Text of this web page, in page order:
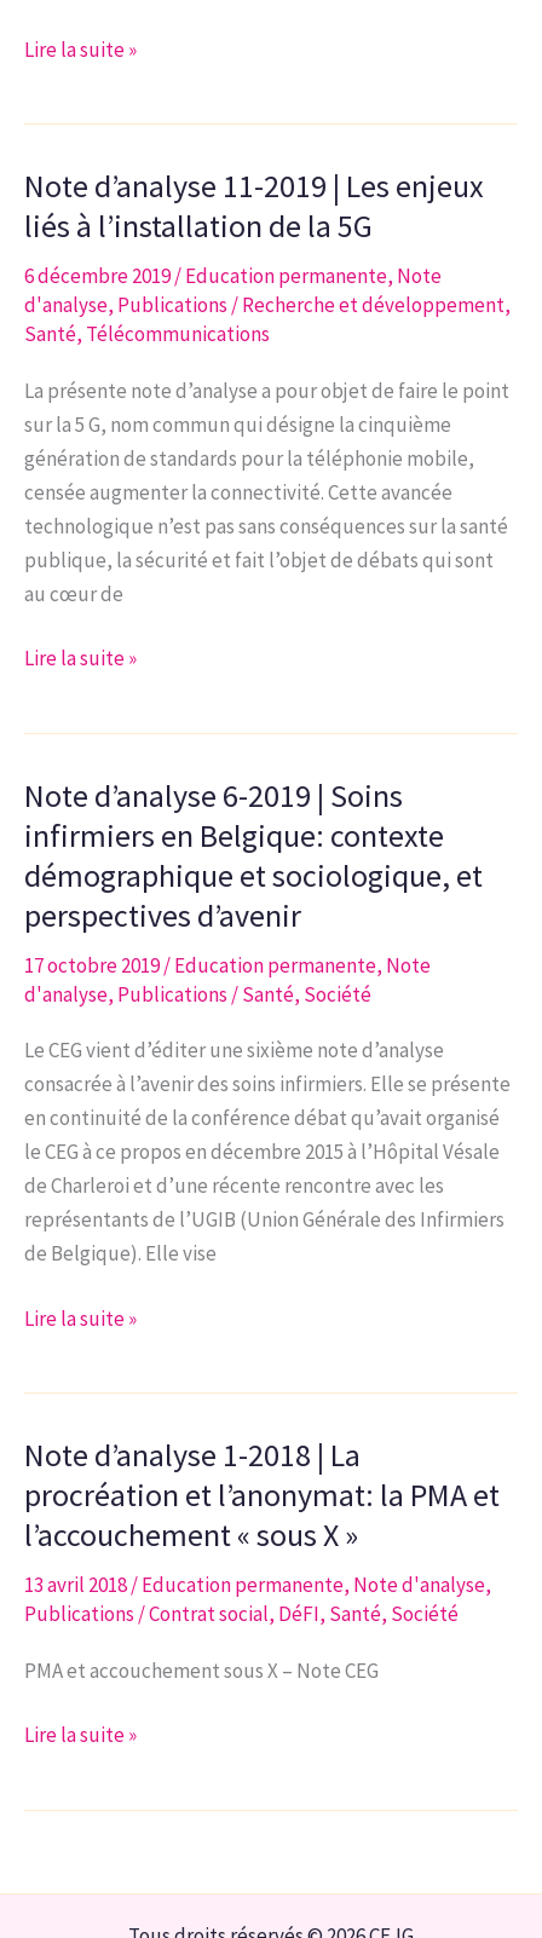
19
pour
une
socio-
économique
durable
Focus
cannabis
dans
ses
états
Lire la suite »
Note d’analyse 11-2019 | Les enjeux
liés à l’installation de la 5G
6 décembre 2019/Education permanente, Note
d'analyse, Publications /Recherche et développement,
Santé, Télécommunications
La présente note d’analyse a pour objet de faire le point
sur la 5 G, nom commun qui désigne la cinquième
génération de standards pour la téléphonie mobile,
censée augmenter la connectivité. Cette avancée
technologique n’est pas sans conséquences sur la santé
publique, la sécurité et fait l’objet de débats qui sont
au cœur de
Note
|
Les
enjeux
liés
à
l’installation
de
5G
Lire la suite »
Note d’analyse 6-2019 | Soins
infirmiers en Belgique: contexte
démographique et sociologique, et
perspectives d’avenir
17 octobre 2019/Education permanente, Note
d'analyse, Publications /Santé, Société
Le CEG vient d’éditer une sixième note d’analyse
consacrée à l’avenir des soins infirmiers. Elle se présente
en continuité de la conférence débat qu’avait organisé
le CEG à ce propos en décembre 2015 à l’Hôpital Vésale
de Charleroi et d’une récente rencontre avec les
représentants de l’UGIB (Union Générale des Infirmiers
de Belgique). Elle vise
Note
|
Soins
infirmiers
en
Belgique:
contexte
démographique
sociologique,
Lire la suite »
Note d’analyse 1-2018 | La
procréation et l’anonymat: la PMA et
l’accouchement « sous X »
13 avril 2018/Education permanente, Note d'analyse,
Publications /Contrat social, DéFI, Santé, Société
PMA et accouchement sous X – Note CEG
Note
La
Lire la suite »